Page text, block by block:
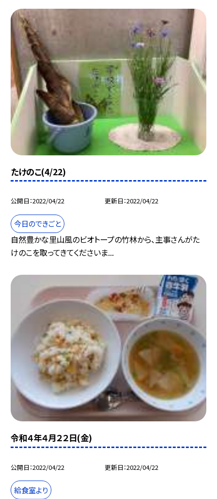
たけのこ(4/22)
公開日 2022/04/22 更新日 2022/04/22
今日のできごと
自然豊かな里山風のビオトープの竹林から、主事さんがた
けのこを取ってきてくださいま...
令和４年４月２２日(金)
公開日 2022/04/22 更新日 2022/04/22
給食室より